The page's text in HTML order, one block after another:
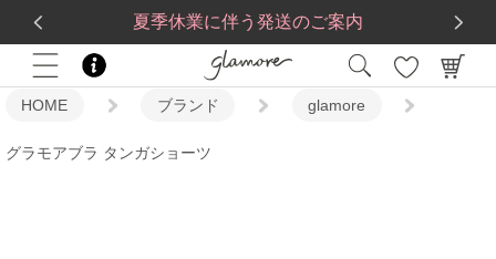
夏季休業に伴う発送のご案内
送料一律560円5,500 円(税込)以上で送料無料
HOME ブランド glamore
グラモアブラ タンガショーツ